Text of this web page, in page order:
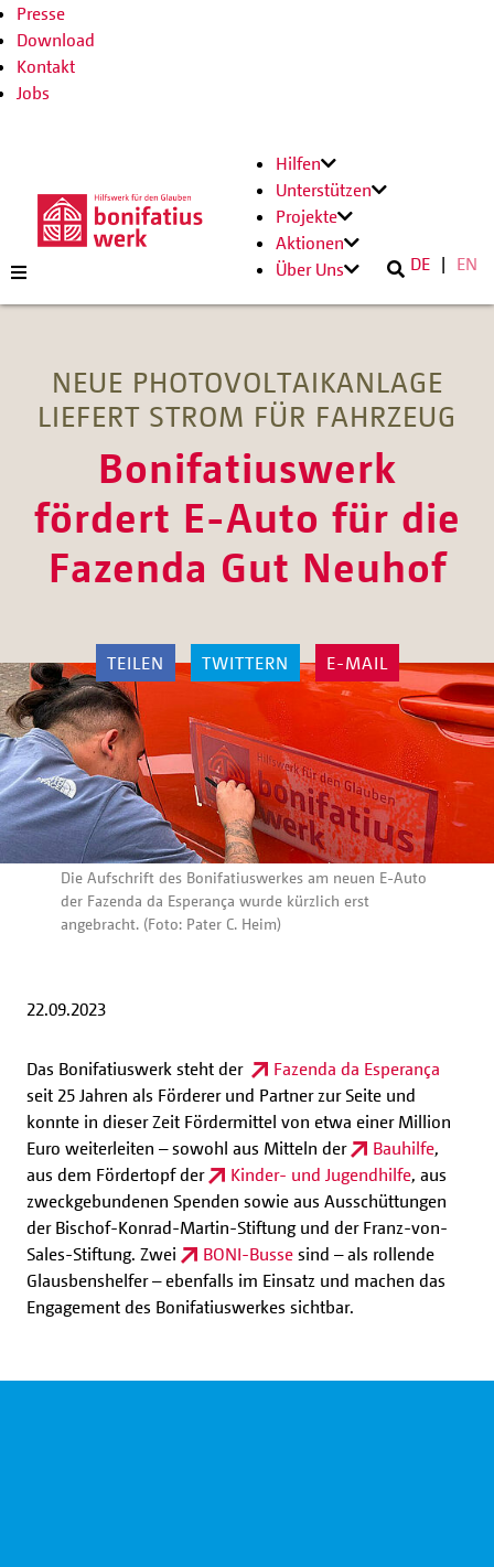
Presse
Download
Kontakt
Jobs
Hilfen
Unterstützen
Projekte
Aktionen
Über Uns
DE EN
NEUE PHOTOVOLTAIKANLAGE
LIEFERT STROM FÜR FAHRZEUG
Bonifatiuswerk
fördert E-Auto für die
Fazenda Gut Neuhof
TEILEN TWITTERN E-MAIL
Die Aufschrift des Bonifatiuswerkes am neuen E-Auto
der Fazenda da Esperança wurde kürzlich erst
angebracht. (Foto: Pater C. Heim)
22.09.2023
Das Bonifatiuswerk steht der
Fazenda da Esperança
seit 25 Jahren als Förderer und Partner zur Seite und
konnte in dieser Zeit Fördermittel von etwa einer Million
Euro weiterleiten – sowohl aus Mitteln der
Bauhilfe,
aus dem Fördertopf der
Kinder- und Jugendhilfe, aus
zweckgebundenen Spenden sowie aus Ausschüttungen
der Bischof-Konrad-Martin-Stiftung und der Franz-von-
Sales-Stiftung. Zwei
BONI-Busse sind – als rollende
Glausbenshelfer – ebenfalls im Einsatz und machen das
Engagement des Bonifatiuswerkes sichtbar.